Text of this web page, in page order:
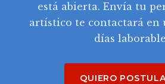
está abierta. Envía tu
artístico te contactará en
días
QUIERO